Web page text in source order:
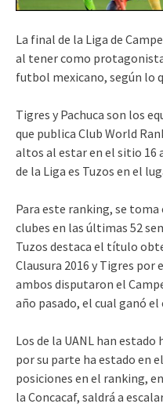
La final de la Liga de
al tener como
futbol mexicano, según lo
Tigres y Pachuca son los
que publica Club World
altos al estar en el sitio 16
de la Liga es Tuzos en el
Para este ranking, se
clubes en las últimas 52
Tuzos destaca el título
Clausura 2016 y Tigres por
ambos disputaron el
año pasado, el cual ganó
Los de la UANL han
por su parte ha estado en
posiciones en el ranking,
la Concacaf, saldrá a